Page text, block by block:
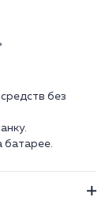
без
батарее.